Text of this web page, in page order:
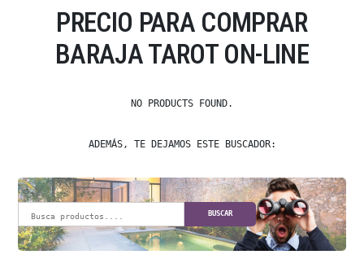
PRECIO PARA COMPRAR
BARAJA TAROT ON-LINE
NO PRODUCTS FOUND.
ADEMÁS, TE DEJAMOS ESTE BUSCADOR:
BUSCAR